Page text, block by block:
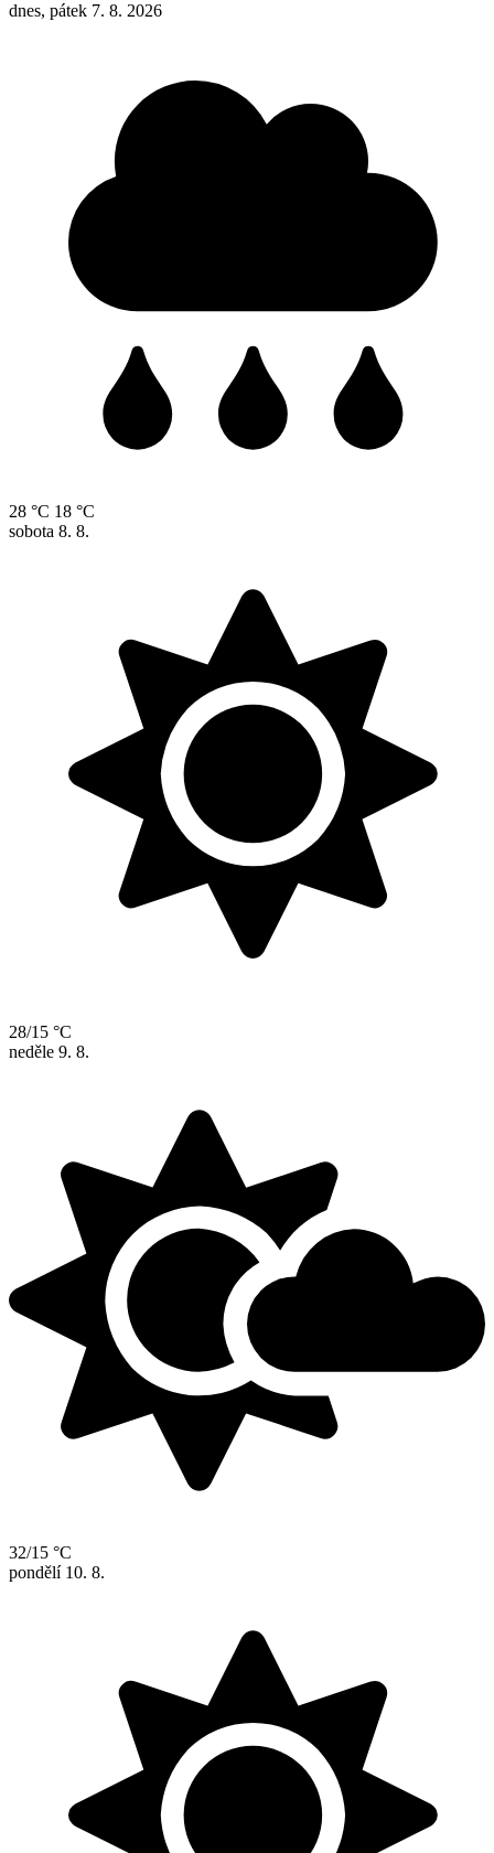
dnes, pátek 7. 8. 2026
28 °C 18 °C
sobota 8. 8.
28/15 °C
neděle 9. 8.
32/15 °C
pondělí 10. 8.